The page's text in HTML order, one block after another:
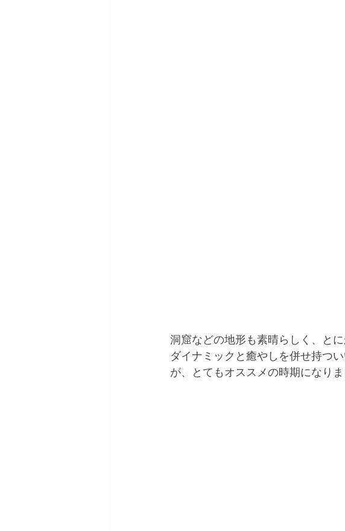
洞窟などの地形も素晴らしく、と
ダイナミックと癒やしを併せ持つ
が、とてもオススメの時期になり